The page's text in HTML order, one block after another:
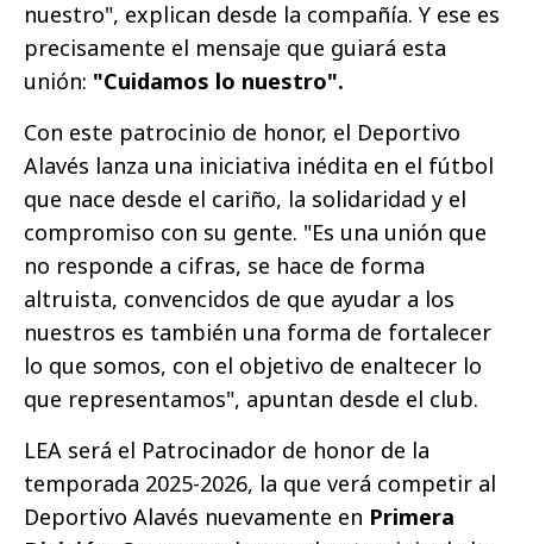
nuestro", explican desde la compañía. Y ese es
precisamente el mensaje que guiará esta
unión: "Cuidamos lo nuestro".
Con este patrocinio de honor, el Deportivo
Alavés lanza una iniciativa inédita en el fútbol
que nace desde el cariño, la solidaridad y el
compromiso con su gente. "Es una unión que
no responde a cifras, se hace de forma
altruista, convencidos de que ayudar a los
nuestros es también una forma de fortalecer
lo que somos, con el objetivo de enaltecer lo
que representamos", apuntan desde el club.
LEA será el Patrocinador de honor de la
temporada 2025-2026, la que verá competir al
Deportivo Alavés nuevamente en Primera